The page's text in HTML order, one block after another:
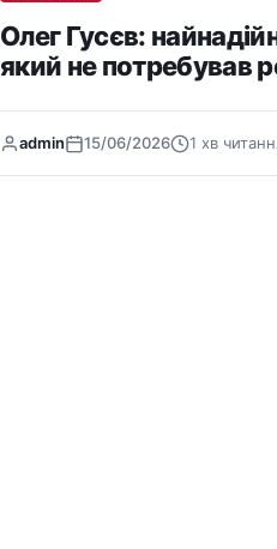
Олег Гусєв:
який не потребував
admin 15/06/2026 1 хв